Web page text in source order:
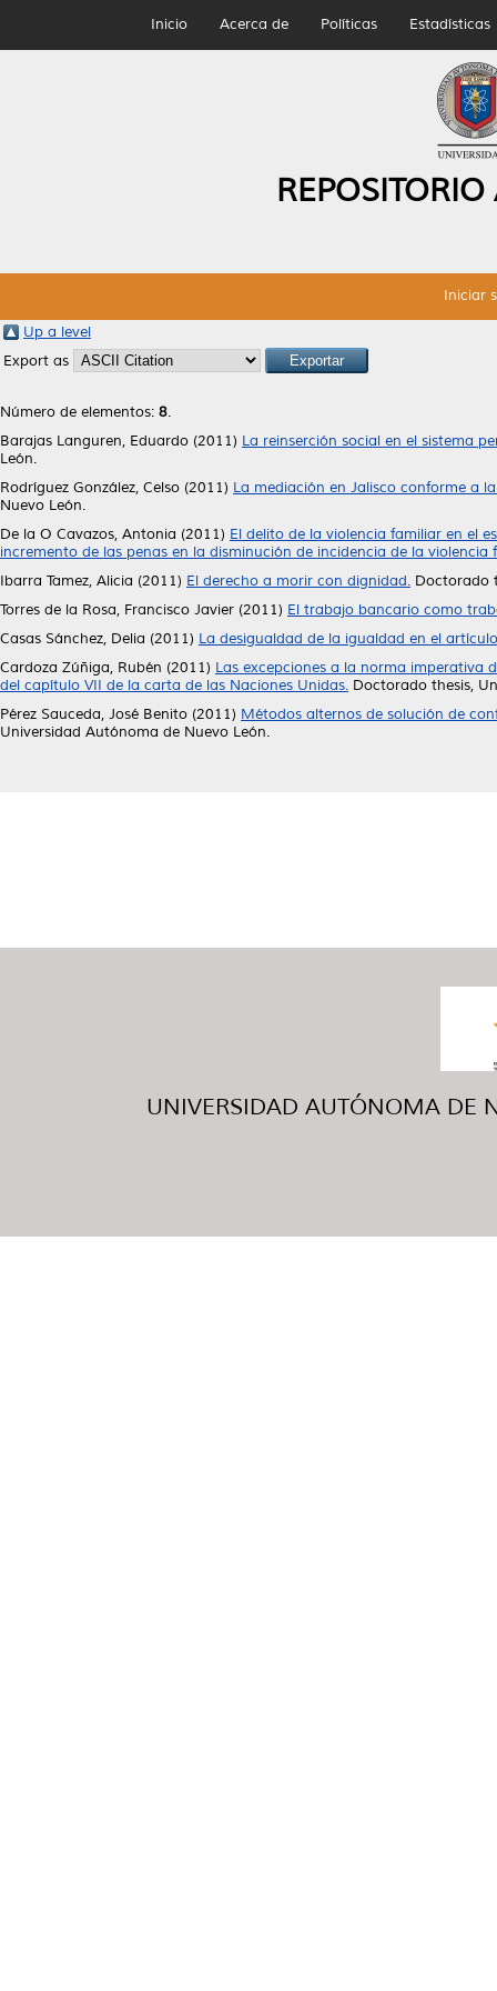
Inicio Acerca de Políticas Estadísticas
Iniciar
Up a level
Export as
Número de elementos: 8.
Barajas Languren, Eduardo (2011) La reinserción social en el sistema
León.
Rodríguez González, Celso (2011) La mediación en Jalisco conforme a
Nuevo León.
De la O Cavazos, Antonia (2011) El delito de la violencia familiar en el
incremento de las penas en la disminución de incidencia de la violencia
Ibarra Tamez, Alicia (2011) El derecho a morir con dignidad. Doctorado
Torres de la Rosa, Francisco Javier (2011) El trabajo bancario como
Casas Sánchez, Delia (2011) La desigualdad de la igualdad en el
Cardoza Zúñiga, Rubén (2011) Las excepciones a la norma imperativa
del capítulo VII de la carta de las Naciones Unidas. Doctorado thesis,
Pérez Sauceda, José Benito (2011) Métodos alternos de solución de
Universidad Autónoma de Nuevo León.
UNIVERSIDAD AUTÓNOMA DE